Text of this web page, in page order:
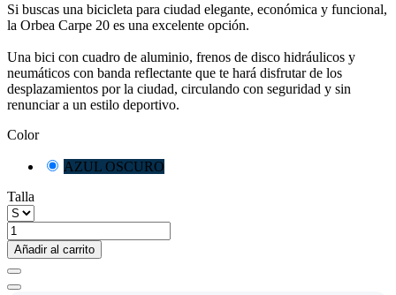
Si buscas una bicicleta para ciudad elegante, económica y funcional,
la Orbea Carpe 20 es una excelente opción.
Una bici con cuadro de aluminio, frenos de disco hidráulicos y
neumáticos con banda reflectante que te hará disfrutar de los
desplazamientos por la ciudad, circulando con seguridad y sin
renunciar a un estilo deportivo.
Color
AZUL OSCURO
Talla
Añadir al carrito